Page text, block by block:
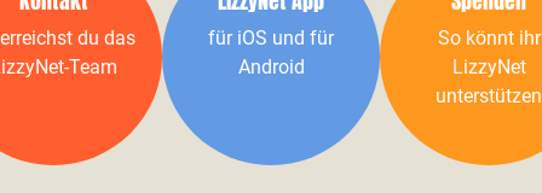
du das
Team
für iOS und für
Android
So könnt ihr
LizzyNet
unterstützen